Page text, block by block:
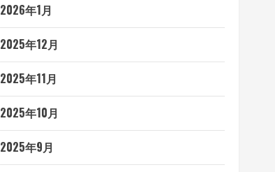
2026年1月
2025年12月
2025年11月
2025年10月
2025年9月